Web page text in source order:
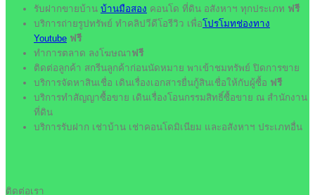
รับฝากขายบ้าน บ้านมือสอง คอนโด ที่ดิน อสังหาฯ ทุกประเภท ฟรี
บริการถ่ายรูปทรัพย์ ทำคลิปวีดีโอรีวิว เพื่อโปรโมทช่องทาง
Youtube ฟรี
ทำการตลาด ลงโฆษณาฟรี
ติดต่อลูกค้า สกรีนลูกค้าก่อนนัดหมาย พาเข้าชมทรัพย์ ปิดการขาย
บริการจัดหาสินเชื่อ เดินเรื่องเอกสารยื่นกู้สินเชื่อให้กับผู้ซื้อ ฟรี
บริการทำสัญญาซื้อขาย เดินเรื่องโอนกรรมสิทธิ์ซื้อขาย ณ สำนักงาน
ที่ดิน
บริการรับฝาก เช่าบ้าน เช่าคอนโดมิเนียม และอสังหาฯ ประเภทอื่น
ติดต่อเรา